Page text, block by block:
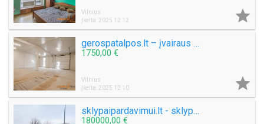
Vilnius
Įkelta: 2025 12 12

gerospatalpos.lt – įvairaus išplanavimo patalpos šalia Molėtų plento
1750,00 €
Vilnius
Įkelta: 2025 12 10

sklypaipardavimui.lt - sklypas su miesto komunikacijomis
180000,00 €